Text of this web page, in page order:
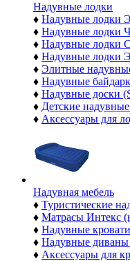
Надувные лодки
♦ Надувные лодки
♦ Надувные лодки
♦ Надувные лодки
♦ Надувные лодки
♦ Элитные
♦ Надувные
♦ Надувные доски
♦ Детские
♦ Аксессуары для
Надувная мебель
♦ Туристические
♦ Матрасы Интекс
♦ Надувные кровати
♦ Надувные диваны
♦ Аксессуары для